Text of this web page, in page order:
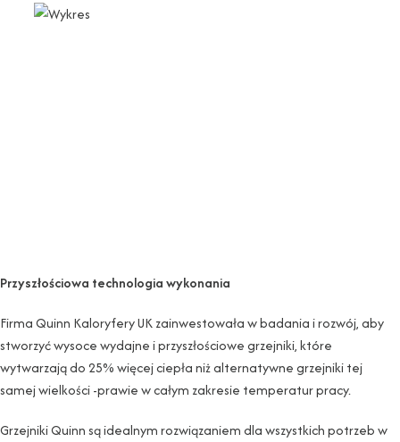
Przyszłościowa technologia wykonania
Firma Quinn Kaloryfery UK zainwestowała w badania i rozwój, aby
stworzyć wysoce wydajne i przyszłościowe grzejniki, które
wytwarzają do 25% więcej ciepła niż alternatywne grzejniki tej
samej wielkości -prawie w całym zakresie temperatur pracy.
Grzejniki Quinn są idealnym rozwiązaniem dla wszystkich potrzeb w